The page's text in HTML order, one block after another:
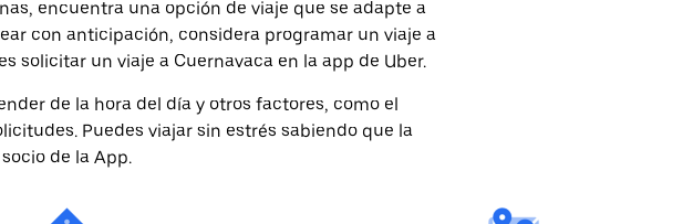
encuentra una opción de viaje que se adapte a
con anticipación, considera programar un viaje a
solicitar un viaje a Cuernavaca en la app de Uber.
de la hora del día y otros factores, como el
Puedes viajar sin estrés sabiendo que la
de la App.